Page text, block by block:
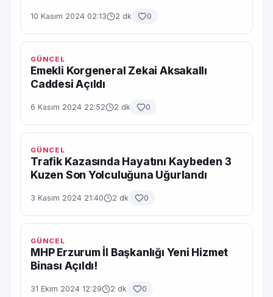
10 Kasım 2024 02:13 2 dk 0
GÜNCEL
Emekli Korgeneral Zekai Aksakallı
Caddesi Açıldı
6 Kasım 2024 22:52 2 dk 0
GÜNCEL
Trafik Kazasında Hayatını Kaybeden 3
Kuzen Son Yolculuğuna Uğurlandı
3 Kasım 2024 21:40 2 dk 0
GÜNCEL
MHP Erzurum İl Başkanlığı Yeni Hizmet
Binası Açıldı!
31 Ekim 2024 12:29 2 dk 0